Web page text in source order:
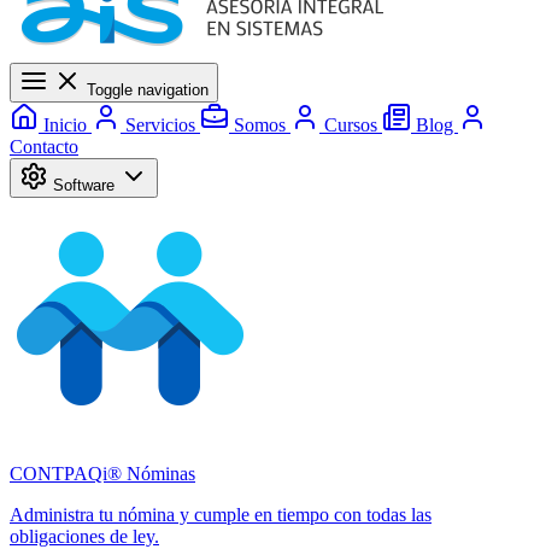
Toggle navigation
Inicio Servicios Somos Cursos
Blog
Contacto
Software
CONTPAQi® Nóminas
Administra tu nómina y cumple en tiempo con todas las
obligaciones de ley.